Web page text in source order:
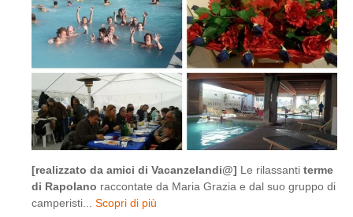
[realizzato da amici di Vacanzelandi@] Le rilassanti terme
di Rapolano raccontate da Maria Grazia e dal suo gruppo di
camperisti... Scopri di più